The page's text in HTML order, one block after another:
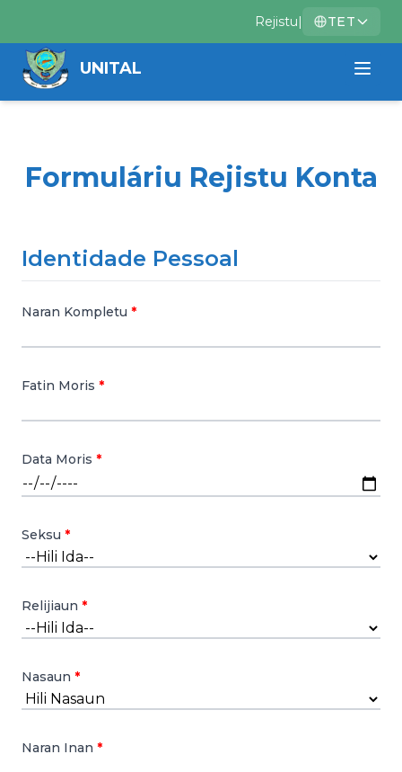
Rejistu| TET
UNITAL
Formuláriu Rejistu Konta
Identidade Pessoal
Naran Kompletu
Fatin Moris
Data Moris
Seksu
Relijiaun
Nasaun
Naran Inan